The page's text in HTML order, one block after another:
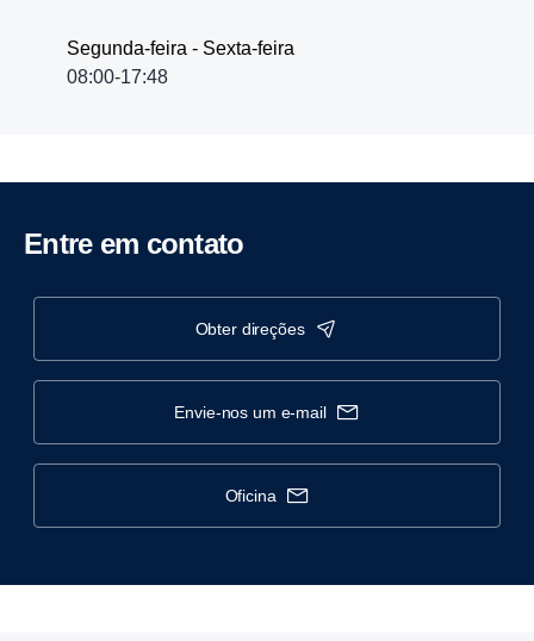
Segunda-feira - Sexta-feira
08:00-17:48
Entre em contato
obter direções
envie-nos um e-mail
oficina